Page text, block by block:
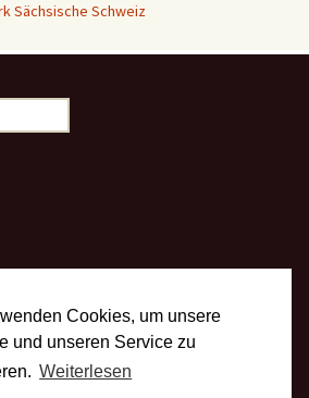
Cookies, um unsere
und unseren Service zu
Weiterlesen
Sächsische Schweiz